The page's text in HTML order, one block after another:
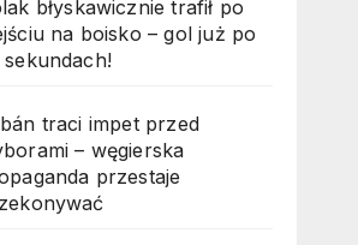
błyskawicznie trafił po
na boisko – gol już po
sekundach!
traci impet przed
– węgierska
przestaje